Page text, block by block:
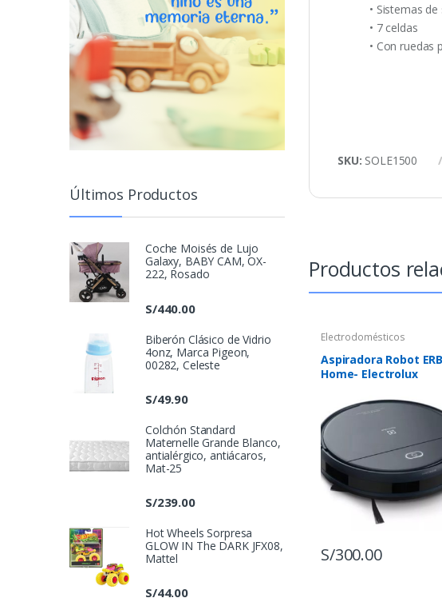
• Sistemas
• 7 celdas
• Con ruedas
SKU: SOLE1500
Productos
Electrodomésticos
Aspiradora Robot
Home- Electrolux
S/300.00
Últimos Productos
Coche Moisés de Lujo
Galaxy, BABY CAM, OX-
222, Rosado
S/440.00
Biberón Clásico de Vidrio
4onz, Marca Pigeon,
00282, Celeste
S/49.90
Colchón Standard
Maternelle Grande Blanco,
antialérgico, antiácaros,
Mat-25
S/239.00
Hot Wheels Sorpresa
GLOW IN The DARK JFX08,
Mattel
S/44.00